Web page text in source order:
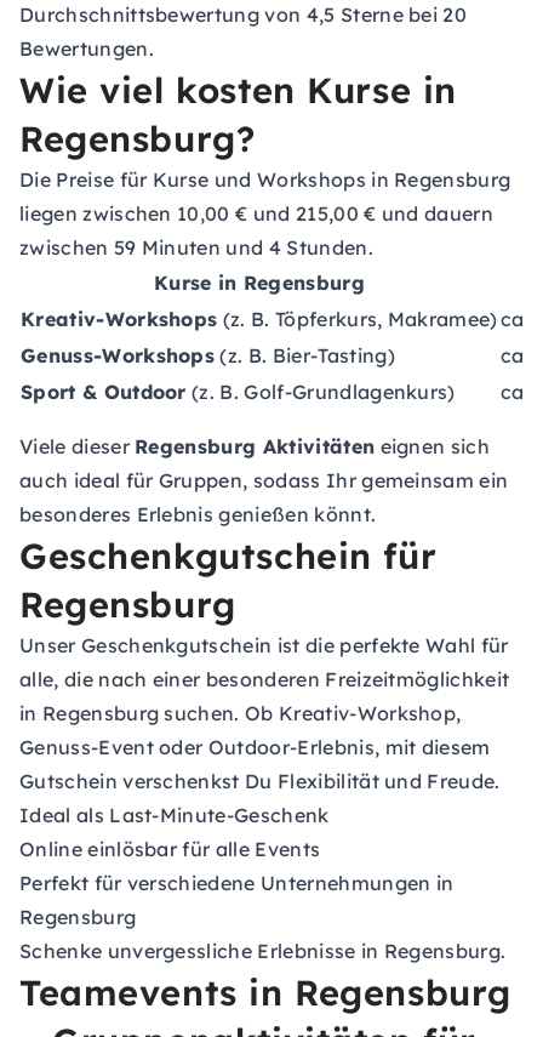
Durchschnittsbewertung von 4,5 Sterne bei 20
Bewertungen.
Wie viel kosten Kurse in
Regensburg?
Die Preise für Kurse und Workshops in Regensburg
liegen zwischen 10,00 € und 215,00 € und dauern
zwischen 59 Minuten und 4 Stunden.
Kurse in Regensburg
Kreativ-Workshops (z. B. Töpferkurs, Makramee)ca.
Genuss-Workshops (z. B. Bier-Tasting)
ca.
Sport & Outdoor (z. B. Golf-Grundlagenkurs) ca.
Viele dieser Regensburg Aktivitäten eignen sich
auch ideal für Gruppen, sodass Ihr gemeinsam ein
besonderes Erlebnis genießen könnt.
Geschenkgutschein für
Regensburg
Unser Geschenkgutschein ist die perfekte Wahl für
alle, die nach einer besonderen Freizeitmöglichkeit
in Regensburg suchen. Ob Kreativ-Workshop,
Genuss-Event oder Outdoor-Erlebnis, mit diesem
Gutschein verschenkst Du Flexibilität und Freude.
Ideal als Last-Minute-Geschenk
Online einlösbar für alle Events
Perfekt für verschiedene Unternehmungen in
Regensburg
Schenke unvergessliche Erlebnisse in Regensburg.
Teamevents in Regensburg